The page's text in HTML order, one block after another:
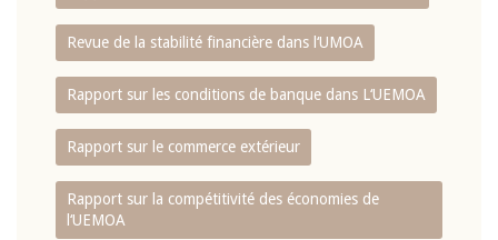
Revue de la stabilité financière dans l‘UMOA
Rapport sur les conditions de banque dans L‘UEMOA
Rapport sur le commerce extérieur
Rapport sur la compétitivité des économies de
l‘UEMOA